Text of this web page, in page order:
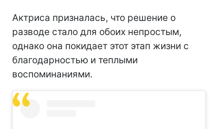
Актриса призналась, что решение о
разводе стало для обоих непростым,
однако она покидает этот этап жизни с
благодарностью и теплыми
воспоминаниями.